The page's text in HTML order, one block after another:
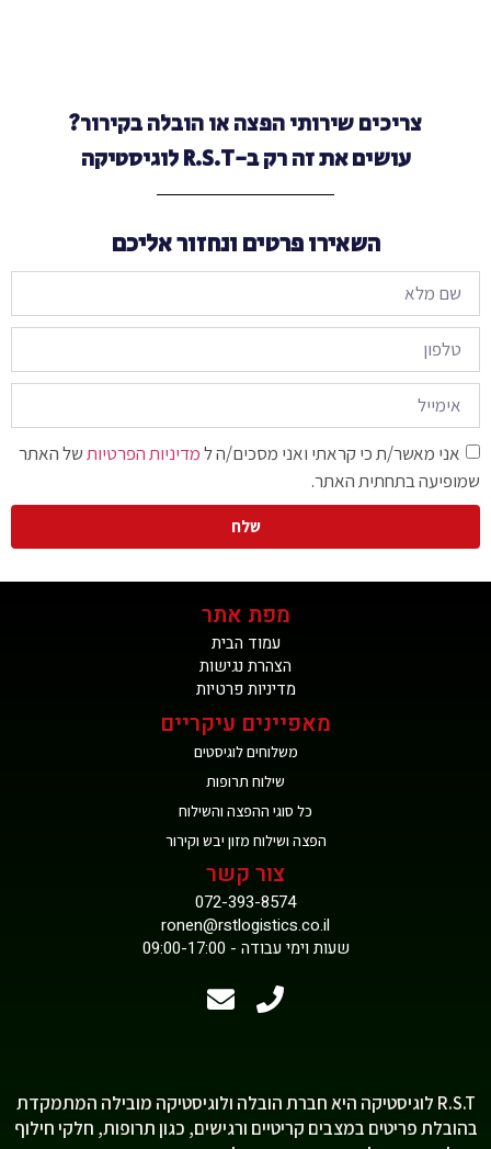
צריכים שירותי הפצה או הובלה בקירור?
עושים את זה רק ב-R.S.T לוגיסטיקה
השאירו פרטים ונחזור אליכם
אני מאשר/ת כי קראתי ואני מסכים/ה למדיניות הפרטיותשל האתר
שמופיעה בתחתית האתר.
שלח
מפת אתר
עמוד הבית
הצהרת נגישות
מדיניות פרטיות
מאפיינים עיקריים
משלוחים לוגיסטים
שילוח תרופות
כל סוגי ההפצה והשילוח
הפצה ושילוח מזון יבש וקירור
צור קשר
072-393-8574
ronen@rstlogistics.co.il
שעות וימי עבודה - 09:00-17:00
R.S.T לוגיסטיקה היא חברת הובלה ולוגיסטיקה מובילה המתמקדת
בהובלת פריטים במצבים קריטיים ורגישים, כגון תרופות, חלקי חילוף